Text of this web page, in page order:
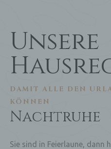
DAMIT ALLE DEN
ÖNNEN
Unsere
Nachtruhe
Sie sind in Feierlaune, dann